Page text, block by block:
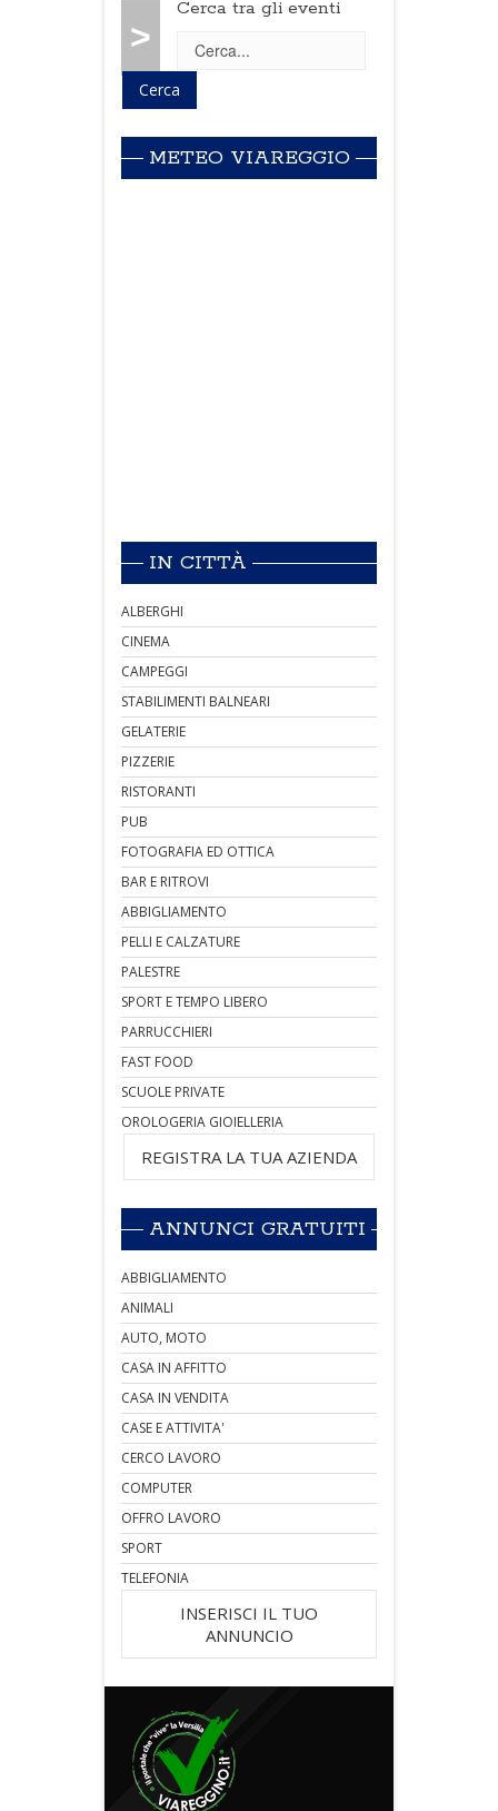
>
Cerca tra gli eventi
METEO VIAREGGIO
IN CITTÀ
ALBERGHI
CINEMA
CAMPEGGI
STABILIMENTI BALNEARI
GELATERIE
PIZZERIE
RISTORANTI
PUB
FOTOGRAFIA ED OTTICA
BAR E RITROVI
ABBIGLIAMENTO
PELLI E CALZATURE
PALESTRE
SPORT E TEMPO LIBERO
PARRUCCHIERI
FAST FOOD
SCUOLE PRIVATE
OROLOGERIA GIOIELLERIA
REGISTRA LA TUA AZIENDA
ANNUNCI GRATUITI
ABBIGLIAMENTO
ANIMALI
AUTO, MOTO
CASA IN AFFITTO
CASA IN VENDITA
CASE E ATTIVITA'
CERCO LAVORO
COMPUTER
OFFRO LAVORO
SPORT
TELEFONIA
INSERISCI IL TUO
ANNUNCIO